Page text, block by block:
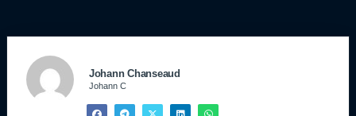
Johann Chanseaud
Johann C